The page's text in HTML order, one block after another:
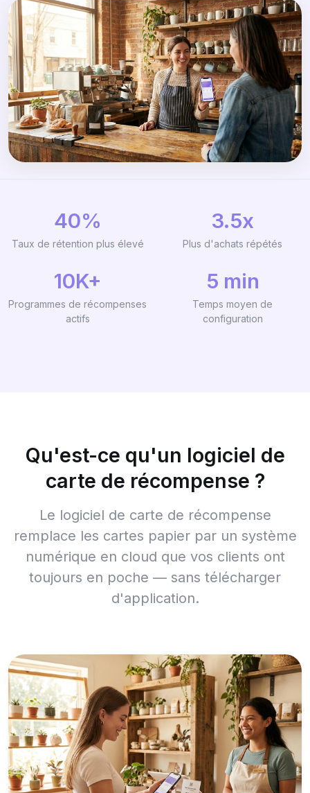
40%
Taux de rétention plus élevé
3.5x
Plus d'achats répétés
10K+
Programmes de récompenses
actifs
5 min
Temps moyen de
configuration
Qu'est-ce qu'un logiciel de
carte de récompense ?
Le logiciel de carte de récompense
remplace les cartes papier par un système
numérique en cloud que vos clients ont
toujours en poche — sans télécharger
d'application.